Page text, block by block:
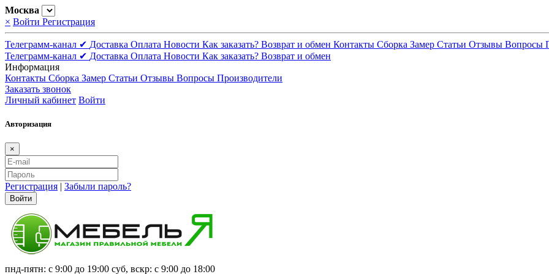
Москва
× Войти Регистрация
Телеграмм-канал ✔ Доставка Оплата Новости Как заказать? Возврат и обмен Контакты Сборка Замер Статьи Отзывы Вопросы
Телеграмм-канал ✔ Доставка Оплата Новости Как заказать? Возврат и обмен
Информация
Контакты Сборка Замер Статьи Отзывы Вопросы Производители
Заказать звонок
Личный кабинет Войти
Авторизация
×
Регистрация | Забыли пароль?
Войти
пнд-пятн: с 9:00 до 19:00 суб, вскр: с 9:00 до 18:00